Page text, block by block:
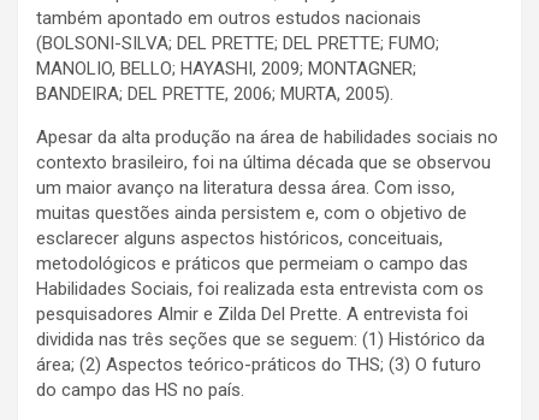
também apontado em outros estudos nacionais
(BOLSONI-SILVA; DEL PRETTE; DEL PRETTE; FUMO;
MANOLIO, BELLO; HAYASHI, 2009; MONTAGNER;
BANDEIRA; DEL PRETTE, 2006; MURTA, 2005).
Apesar da alta produção na área de habilidades sociais no
contexto brasileiro, foi na última década que se observou
um maior avanço na literatura dessa área. Com isso,
muitas questões ainda persistem e, com o objetivo de
esclarecer alguns aspectos históricos, conceituais,
metodológicos e práticos que permeiam o campo das
Habilidades Sociais, foi realizada esta entrevista com os
pesquisadores Almir e Zilda Del Prette. A entrevista foi
dividida nas três seções que se seguem: (1) Histórico da
área; (2) Aspectos teórico-práticos do THS; (3) O futuro
do campo das HS no país.